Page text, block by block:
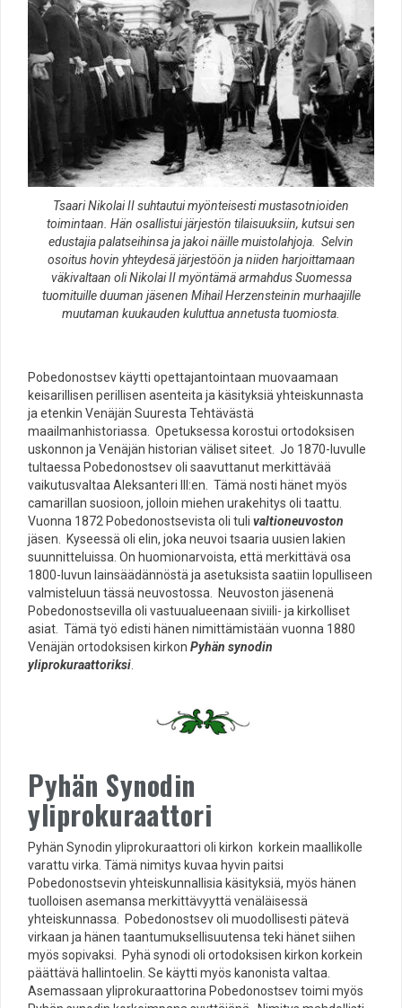
Tsaari Nikolai II suhtautui myönteisesti mustasotnioiden
toimintaan. Hän osallistui järjestön tilaisuuksiin, kutsui sen
edustajia palatseihinsa ja jakoi näille muistolahjoja. Selvin
osoitus hovin yhteydesä järjestöön ja niiden harjoittamaan
väkivaltaan oli Nikolai II myöntämä armahdus Suomessa
tuomituille duuman jäsenen Mihail Herzensteinin murhaajille
muutaman kuukauden kuluttua annetusta tuomiosta.
Pobedonostsev käytti opettajantointaan muovaamaan
keisarillisen perillisen asenteita ja käsityksiä yhteiskunnasta
ja etenkin Venäjän Suuresta Tehtävästä
maailmanhistoriassa. Opetuksessa korostui ortodoksisen
uskonnon ja Venäjän historian väliset siteet. Jo 1870-luvulle
tultaessa Pobedonostsev oli saavuttanut merkittävää
vaikutusvaltaa Aleksanteri III:en. Tämä nosti hänet myös
camarillan suosioon, jolloin miehen urakehitys oli taattu.
Vuonna 1872 Pobedonostsevista oli tuli valtioneuvoston
jäsen. Kyseessä oli elin, joka neuvoi tsaaria uusien lakien
suunnitteluissa. On huomionarvoista, että merkittävä osa
1800-luvun lainsäädännöstä ja asetuksista saatiin lopulliseen
valmisteluun tässä neuvostossa. Neuvoston jäsenenä
Pobedonostsevilla oli vastuualueenaan siviili- ja kirkolliset
asiat. Tämä työ edisti hänen nimittämistään vuonna 1880
Venäjän ortodoksisen kirkon Pyhän synodin
yliprokuraattoriksi.
Pyhän Synodin
yliprokuraattori
Pyhän Synodin yliprokuraattori oli kirkon korkein maallikolle
varattu virka. Tämä nimitys kuvaa hyvin paitsi
Pobedonostsevin yhteiskunnallisia käsityksiä, myös hänen
tuolloisen asemansa merkittävyyttä venäläisessä
yhteiskunnassa. Pobedonostsev oli muodollisesti pätevä
virkaan ja hänen taantumuksellisuutensa teki hänet siihen
myös sopivaksi. Pyhä synodi oli ortodoksisen kirkon korkein
päättävä hallintoelin. Se käytti myös kanonista valtaa.
Asemassaan yliprokuraattorina Pobedonostsev toimi myös